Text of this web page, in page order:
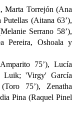
Marta Torrejón (Ana
(Aitana 63’),
Serrano 58’),
Pereira, Oshoala y
75’), Lucía
Luik; 'Virgy' García
75’), Zenatha
Pina (Raquel Pinel